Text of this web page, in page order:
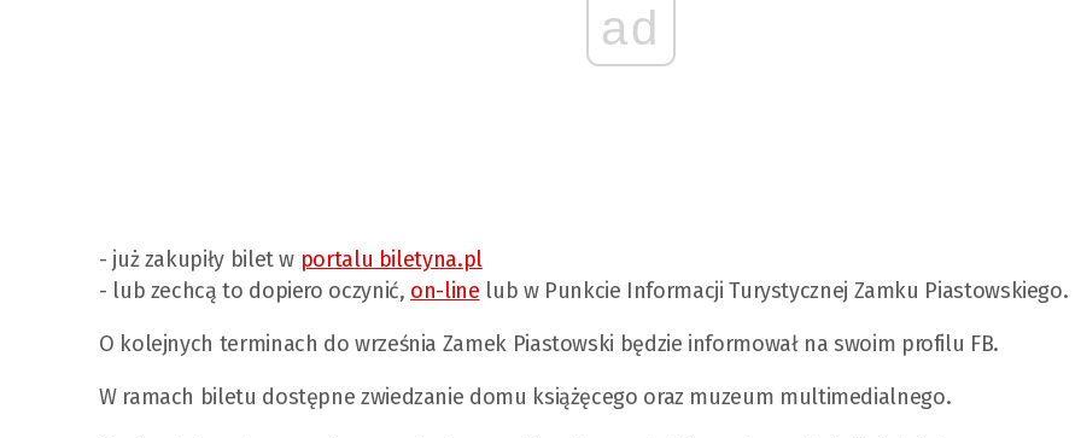
ad
- już zakupiły bilet w portalu biletyna.pl
- lub zechcą to dopiero oczynić, on-line lub w Punkcie Informacji Turystycznej Zamku Piastowskiego.
O kolejnych terminach do września Zamek Piastowski będzie informował na swoim profilu FB.
W ramach biletu dostępne zwiedzanie domu książęcego oraz muzeum multimedialnego.